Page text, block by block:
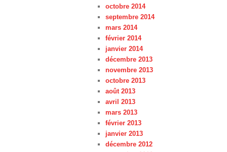
octobre 2014
septembre 2014
mars 2014
février 2014
janvier 2014
décembre 2013
novembre 2013
octobre 2013
août 2013
avril 2013
mars 2013
février 2013
janvier 2013
décembre 2012